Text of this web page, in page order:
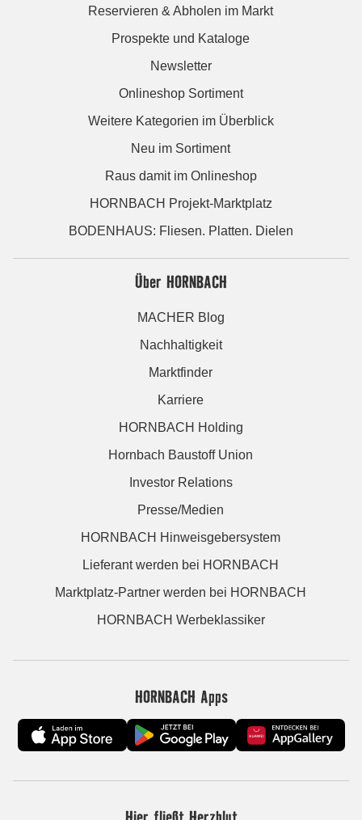
Reservieren & Abholen im Markt
Prospekte und Kataloge
Newsletter
Onlineshop Sortiment
Weitere Kategorien im Überblick
Neu im Sortiment
Raus damit im Onlineshop
HORNBACH Projekt-Marktplatz
BODENHAUS: Fliesen. Platten. Dielen
Über HORNBACH
MACHER Blog
Nachhaltigkeit
Marktfinder
Karriere
HORNBACH Holding
Hornbach Baustoff Union
Investor Relations
Presse/Medien
HORNBACH Hinweisgebersystem
Lieferant werden bei HORNBACH
Marktplatz-Partner werden bei HORNBACH
HORNBACH Werbeklassiker
HORNBACH Apps